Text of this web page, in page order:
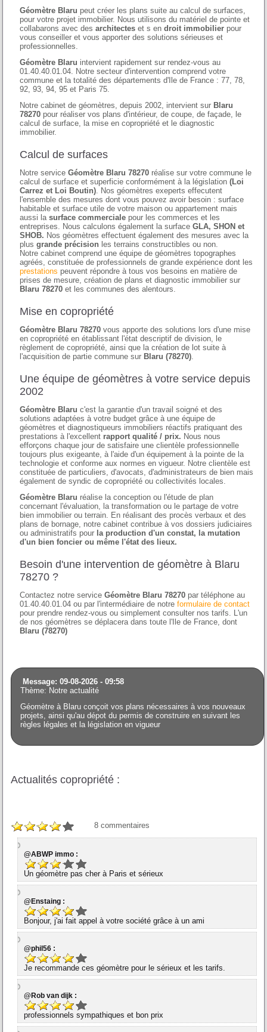
Géomètre Blaru peut créer les plans suite au calcul de surfaces,
pour votre projet immobilier. Nous utilisons du matériel de pointe et
collabarons avec desarchitectes et s endroit immobilier pour
vous conseiller et vous apporter des solutions sérieuses et
professionnelles.
Géomètre Blaru intervient rapidement sur rendez-vous au
01.40.40.01.04. Notre secteur d'intervention comprend votre
commune et la totalité des départements d'Ile de France : 77, 78,
92, 93, 94, 95 et Paris 75.
Notre cabinet de géomètres, depuis 2002, intervient sur Blaru
78270 pour réaliser vos plans d'intérieur, de coupe, de façade, le
calcul de surface, la mise en copropriété et le diagnostic
immobilier.
Calcul de surfaces
Notre serviceGéomètre Blaru 78270 réalise sur votre commune le
calcul de surface et superficie conformément à la législation(Loi
Carrez et Loi Boutin). Nos géomètres exeperts effecutent
l'ensemble des mesures dont vous pouvez avoir besoin : surface
habitable et surface utile de votre maison ou appartement mais
aussi lasurface commerciale pour les commerces et les
entreprises. Nous calculons également la surfaceGLA, SHON et
SHOB. Nos géomètres effectuent également des mesures avec la
plusgrande précision les terrains constructibles ou non.
Notre cabinet comprend une équipe de géomètres topographes
agréés, constituée de professionnels de grande expérience dont les
prestations peuvent répondre à tous vos besoins en matière de
prises de mesure, création de plans et diagnostic immobilier sur
Blaru 78270 et les communes des alentours.
Mise en copropriété
Géomètre Blaru 78270 vous apporte des solutions lors d'une mise
en copropriété en établissant l'état descriptif de division, le
règlement de copropriété, ainsi que la création de lot suite à
l'acquisition de partie commune sur Blaru (78270).
Une équipe de géomètres à votre service depuis
2002
Géomètre Blaru c'est la garantie d'un travail soigné et des
solutions adaptées à votre budget grâce à une équipe de
géomètres et diagnostiqueurs immobiliers réactifs pratiquant des
prestations à l'excellent rapport qualité / prix. Nous nous
efforçons chaque jour de satisfaire une clientèle professionnelle
toujours plus exigeante, à l'aide d'un équipement à la pointe de la
technologie et conforme aux normes en vigueur. Notre clientèle est
constituée de particuliers, d'avocats, d'administrateurs de bien mais
également de syndic de copropriété ou collectivités locales.
Géomètre Blaru réalise la conception ou l'étude de plan
concernant l'évaluation, la transformation ou le partage de votre
bien immobilier ou terrain. En réalisant des procès verbaux et des
plans de bornage, notre cabinet contribue à vos dossiers judiciaires
ou administratifs pour la production d'un constat, la mutation
d'un bien foncier ou même l'état des lieux.
Besoin d'une intervention de géomètre à Blaru
78270 ?
Contactez notre serviceGéomètre Blaru 78270 par téléphone au
01.40.40.01.04 ou par l'intermédiaire de notreformulaire de contact
pour prendre rendez-vous ou simplement consulter nos tarifs. L'un
de nos géomètres se déplacera dans toute l'Ile de France, dont
Blaru (78270)
Message: 09-08-2026 - 09:58
Thème: Notre actualité
Géomètre à Blaru conçoit vos plans nécessaires à vos nouveaux
projets, ainsi qu'au dépot du permis de construire en suivant les
règles légales et la législation en vigueur
Actualités copropriété :
8 commentaires
@ABWP immo :
Un géomètre pas cher à Paris et sérieux
@Enstaing :
Bonjour, j'ai fait appel à votre société grâce à un ami
@phil56 :
Je recommande ces géomètre pour le sérieux et les tarifs.
@Rob van dijk :
professionnels sympathiques et bon prix